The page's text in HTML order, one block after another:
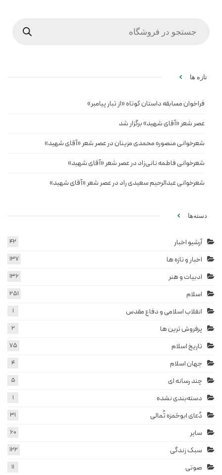
تازه ها
فراخوان مسابقه داستان کوتاه «از تبار پیامبر»
عصر شعر «آقای شهید» برگزار شد
شعرخوانی منصوره محمدی مزینان در عصر شعر «آقای شهید»
شعرخوانی فاطمه نانی‌زاد در عصر شعر «آقای شهید»
شعرخوانی عبدالرحیم سعیدی راد در عصر شعر «آقای شهید»
دسته‌ها
آرشیو اخبار 42
اخبار و تازه ها 137
ادبیات و هنر 136
اسلام 251
انقلاب اسلامی و دفاع مقدس 1
پرفروش ترین ها 2
تاریخ اسلام 75
جهان اسلام 4
چند رسانه ای 5
دسته‌بندی نشده 1
دُعای ابوحَمزه ثُمالی 31
سایر 60
سبک زندگی 122
صوتی 11